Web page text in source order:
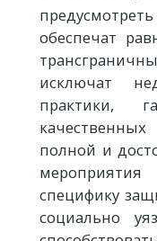
обеспечат
исключат
практики,
полной и
специфику
социально